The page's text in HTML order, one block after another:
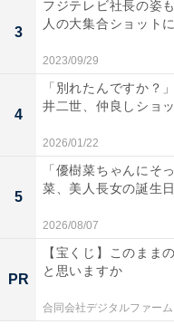
3
フジテレビ社長の姿
人の大集合ショット
2023/09/29
4
「別れたんですか？
井二世、仲良しショ
2026/01/22
5
「優樹菜ちゃんにそ
菜、美人長女の誕生
2026/08/07
PR
【宝くじ】このまま
と思いますか
合同会社デジタルファーム